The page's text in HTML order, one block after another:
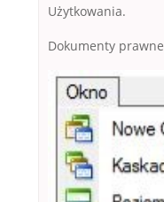
Użytkowania.
Dokumenty prawne